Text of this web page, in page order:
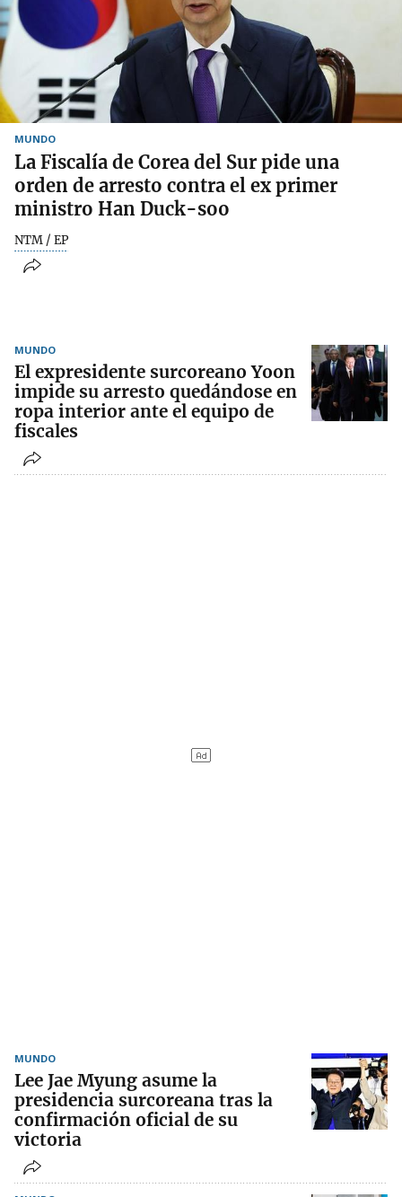
MUNDO
La Fiscalía de Corea del Sur pide una
orden de arresto contra el ex primer
ministro Han Duck-soo
NTM / EP
MUNDO
El expresidente surcoreano Yoon
impide su arresto quedándose en
ropa interior ante el equipo de
fiscales
MUNDO
Lee Jae Myung asume la
presidencia surcoreana tras la
confirmación oficial de su
victoria